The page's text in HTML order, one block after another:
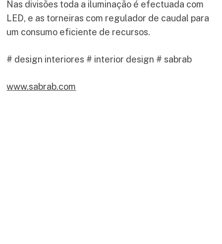
Nas divisões toda a iluminação é efectuada com
LED, e as torneiras com regulador de caudal para
um consumo eficiente de recursos.
# design interiores # interior design # sabrab
www.sabrab.com